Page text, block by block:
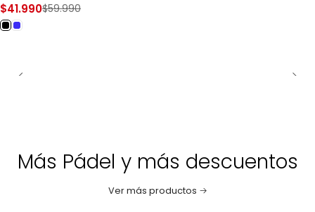
$41.990$59.990
Más Pádel y más descuentos
Ver más productos